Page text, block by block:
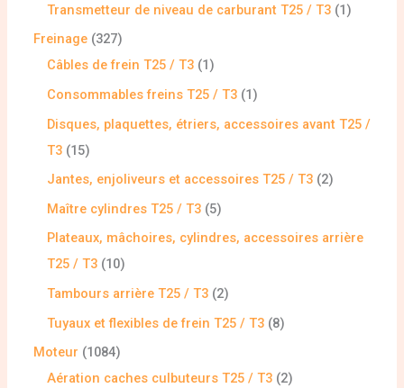
Transmetteur de niveau de carburant T25 / T3 1
Freinage 327
Câbles de frein T25 / T3 1
Consommables freins T25 / T3 1
Disques, plaquettes, étriers, accessoires avant T25 /
T3 15
Jantes, enjoliveurs et accessoires T25 / T3 2
Maître cylindres T25 / T3 5
Plateaux, mâchoires, cylindres, accessoires arrière
T25 / T3 10
Tambours arrière T25 / T3 2
Tuyaux et flexibles de frein T25 / T3 8
Moteur
1084
Aération caches culbuteurs T25 / T3 2